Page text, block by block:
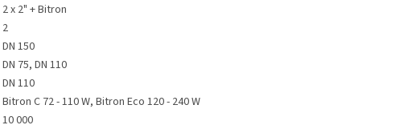
2 x 2" + Bitron
2
DN 150
DN 75, DN 110
DN 110
Bitron C 72 - 110 W, Bitron Eco 120 - 240 W
10 000